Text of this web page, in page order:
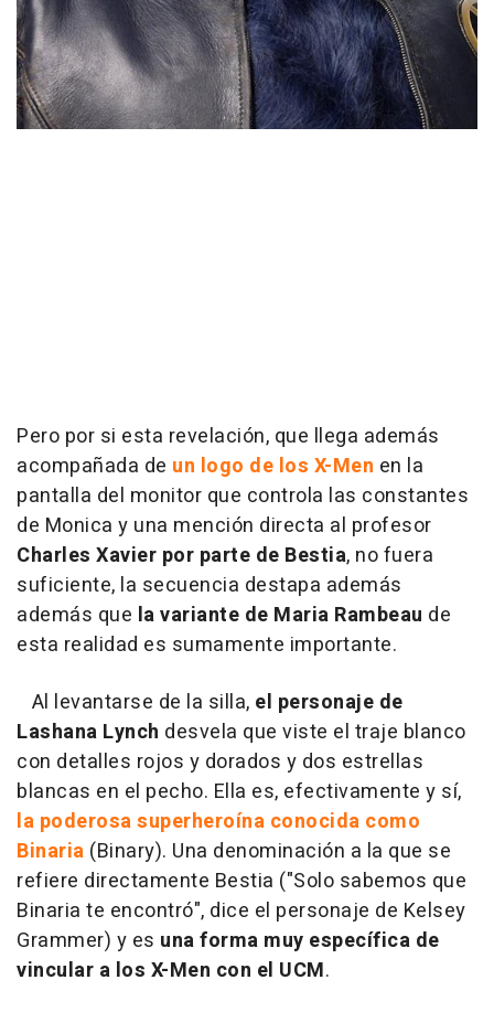
Pero por si esta revelación, que llega además
acompañada de un logo de los X-Men en la
pantalla del monitor que controla las constantes
de Monica y una mención directa al profesor
Charles Xavier por parte de Bestia, no fuera
suficiente, la secuencia destapa además
además que la variante de Maria Rambeau de
esta realidad es sumamente importante.
Al levantarse de la silla, el personaje de
Lashana Lynch desvela que viste el traje blanco
con detalles rojos y dorados y dos estrellas
blancas en el pecho. Ella es, efectivamente y sí,
la poderosa superheroína conocida como
Binaria (Binary). Una denominación a la que se
refiere directamente Bestia ("Solo sabemos que
Binaria te encontró", dice el personaje de Kelsey
Grammer) y es una forma muy específica de
vincular a los X-Men con el UCM.